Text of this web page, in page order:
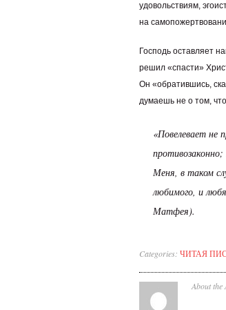
удовольствиям,
на
Господь оставляет
решил «спасти»
Он «обратившись,
думаешь не о том,
«Повелевает не
Меня, в таком
любимого, и
Матфея).
Categories: ЧИТАЯ
About the